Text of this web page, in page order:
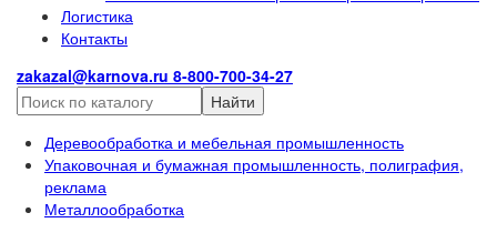
Логистика
Контакты
zakazal@karnova.ru 8-800-700-34-27
Найти
Деревообработка и мебельная промышленность
Упаковочная и бумажная промышленность, полиграфия,
реклама
Металлообработка